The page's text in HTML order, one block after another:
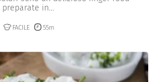
preparate in...
FACILE 55m